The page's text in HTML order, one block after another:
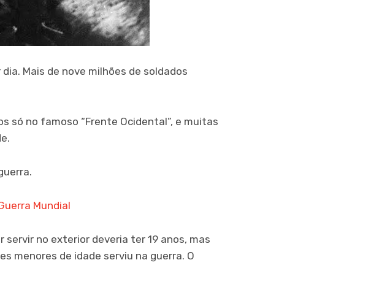
Mais de nove milhões de soldados
só no famoso “Frente Ocidental”, e muitas
Mundial
no exterior deveria ter 19 anos, mas
menores de idade serviu na guerra. O